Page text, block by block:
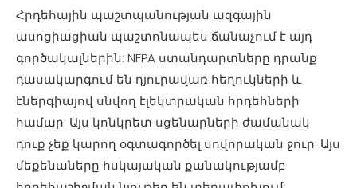
Հրդեհային պաշտպանության ազգային
ասոցիացիան պաշտոնապես ճանաչում է այդ
գործակալներին: NFPA ստանդարտները դրանք
դասակարգում են դյուրավառ հեղուկների և
էներգիայով սնվող էլեկտրական հրդեհների
համար: Այս կոնկրետ սցենարների ժամանակ
դուք չեք կարող օգտագործել սովորական ջուր: Այս
մեքենաները հսկայական քանակությամբ